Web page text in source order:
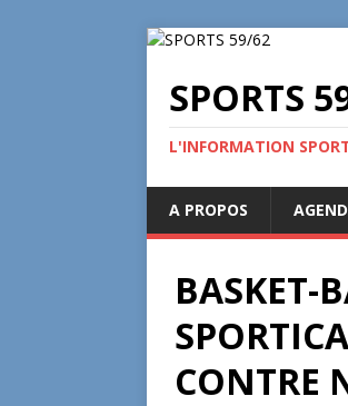
SPORTS
L'INFORMATION
A PROPOS
BASKET-
CONTRE